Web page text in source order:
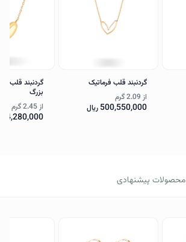
گردنبند قلب فرماتیک
از 2.09 گرم
500,550,000 ریال
گردنبند قلب
بزرگ
از2.45 گرم
محصولات پیشنهادی